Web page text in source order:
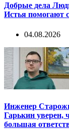
Добрые дела
Истья помогают
04.08.2026
Инженер
Гарькин уверен,
большая